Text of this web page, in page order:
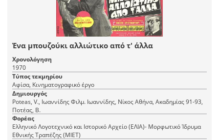
Ένα μπουζούκι αλλιώτικο από τ' άλλα
Χρονολόγηση
1970
Τύπος τεκμηρίου
Αφίσα, Κινηματογραφικό έργο
Δημιουργός
Poteas, V., Ιωαννίδης Φιλμ. Ιωαννίδης, Νίκος Αθήνα, Ακαδημίας 91-93,
Ποτέας, Β.
Φορέας
Ελληνικό Λογοτεχνικό και Ιστορικό Αρχείο (ΕΛΙΑ)- Μορφωτικό Ίδρυμα
Εθνικής Τραπέζης (ΜΙΕΤ)